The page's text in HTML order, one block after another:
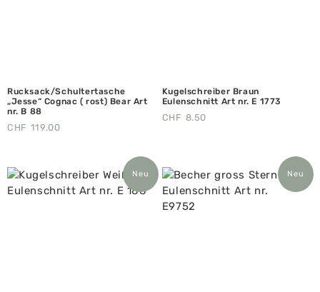
Rucksack/Schultertasche
„Jesse“ Cognac ( rost) Bear Art
nr. B 88
CHF 119.00
Kugelschreiber Braun
Eulenschnitt Art nr. E 1773
CHF 8.50
Neu Neu